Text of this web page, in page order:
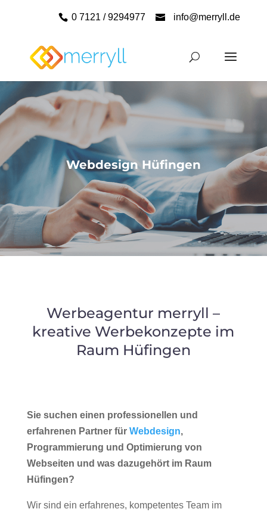
0 7121 / 9294977 info@merryll.de
Webdesign Hüfingen
Werbeagentur merryll –
kreative Werbekonzepte im
Raum Hüfingen
Sie suchen einen professionellen und
erfahrenen Partner für Webdesign,
Programmierung und Optimierung von
Webseiten und was dazugehört im Raum
Hüfingen?
Wir sind ein erfahrenes, kompetentes Team im